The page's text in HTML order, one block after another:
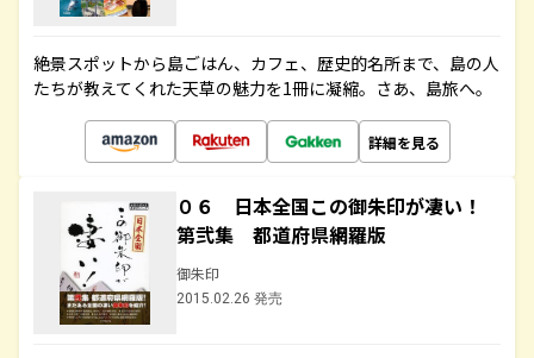
絶景スポットから島ごはん、カフェ、歴史的名所まで、島の人
たちが教えてくれた天草の魅力を1冊に凝縮。さあ、島旅へ。
詳細を見る
０６ 日本全国この御朱印が凄い！
第弐集 都道府県網羅版
御朱印
2015.02.26 発売